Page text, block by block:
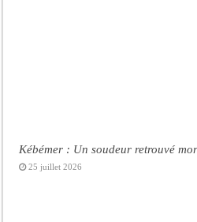
Kébémer : Un soudeur retrouvé
25 juillet 2026